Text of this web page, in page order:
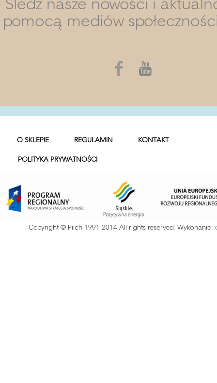
Śledź nasze nowości i
pomocą mediów
O SKLEPIE REGULAMIN KONTAKT
POLITYKA PRYWATNOŚCI
Copyright © Pilch 1991-2014 All rights reserved. Wykonanie: